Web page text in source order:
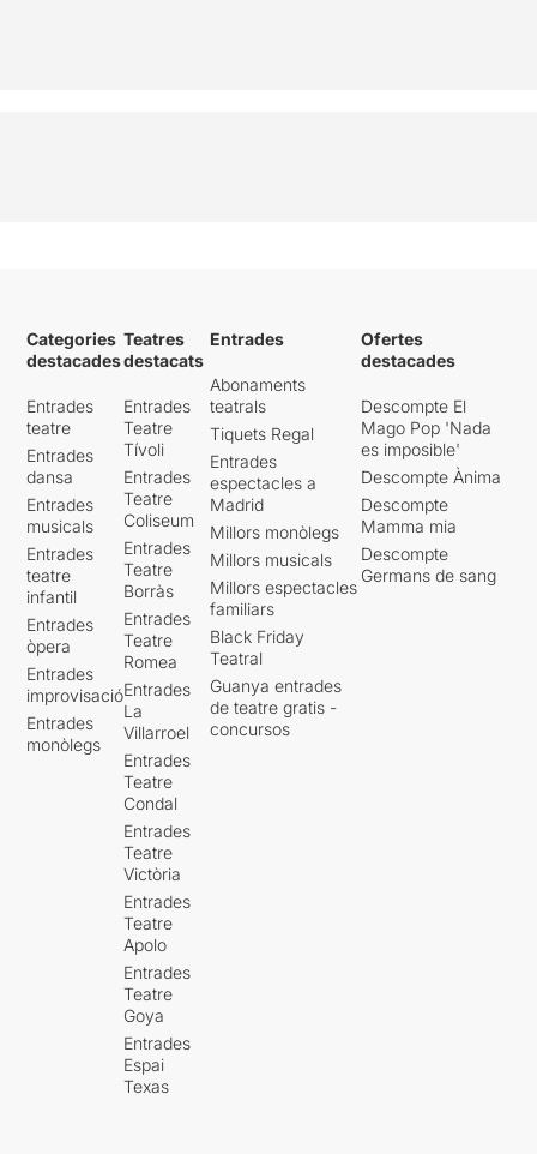
Categories
destacades
Entrades
teatre
Entrades
dansa
Entrades
musicals
Entrades
teatre
infantil
Entrades
òpera
Entrades
improvisació
Entrades
monòlegs
Teatres
destacats
Entrades
Teatre
Tívoli
Entrades
Teatre
Coliseum
Entrades
Teatre
Borràs
Entrades
Teatre
Romea
Entrades
La
Villarroel
Entrades
Teatre
Condal
Entrades
Teatre
Victòria
Entrades
Teatre
Apolo
Entrades
Teatre
Goya
Entrades
Espai
Texas
Entrades
Abonaments
teatrals
Tiquets Regal
Entrades
espectacles a
Madrid
Millors monòlegs
Millors musicals
Millors espectacles
familiars
Black Friday
Teatral
Guanya entrades
de teatre gratis -
concursos
Ofertes
destacades
Descompte El
Mago Pop 'Nada
es imposible'
Descompte Ànima
Descompte
Mamma mia
Descompte
Germans de sang